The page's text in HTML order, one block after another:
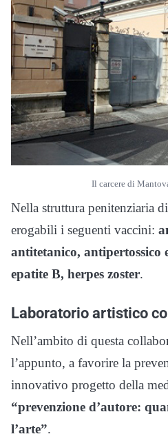
Il carcere di
Nella struttura penitenziaria
erogabili i seguenti vaccini:
antitetanico, antipertossico
epatite B, herpes zoster.
Laboratorio artistico
Nell’ambito di questa
l’appunto, a favorire la
innovativo progetto della
“prevenzione d’autore:
l’arte”.